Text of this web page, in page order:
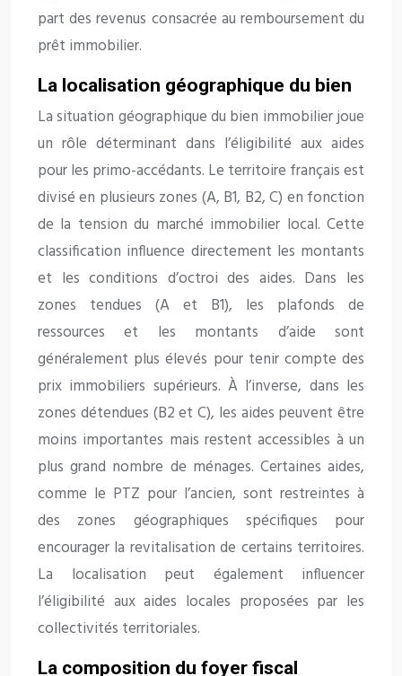
part des revenus consacrée au remboursement du
prêt immobilier.
La localisation géographique du bien
La situation géographique du bien immobilier joue
un rôle déterminant dans l’éligibilité aux aides
pour les primo-accédants. Le territoire français est
divisé en plusieurs zones (A, B1, B2, C) en fonction
de la tension du marché immobilier local. Cette
classification influence directement les montants
et les conditions d’octroi des aides. Dans les
zones tendues (A et B1), les plafonds de
ressources et les montants d’aide sont
généralement plus élevés pour tenir compte des
prix immobiliers supérieurs. À l’inverse, dans les
zones détendues (B2 et C), les aides peuvent être
moins importantes mais restent accessibles à un
plus grand nombre de ménages. Certaines aides,
comme le PTZ pour l’ancien, sont restreintes à
des zones géographiques spécifiques pour
encourager la revitalisation de certains territoires.
La localisation peut également influencer
l’éligibilité aux aides locales proposées par les
collectivités territoriales.
La composition du foyer fiscal